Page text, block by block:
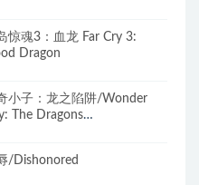
惊魂3：血龙 Far Cry 3:
Dragon
小子：龙之陷阱/Wonder
The Dragons
/Dishonored